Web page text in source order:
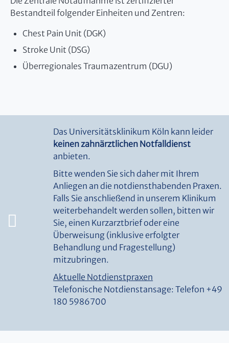
Bestandteil folgender Einheiten und Zentren:
Chest Pain Unit (DGK)
Stroke Unit (DSG)
Überregionales Traumazentrum (DGU)
Das Universitätsklinikum Köln kann leider
keinen zahnärztlichen Notfalldienst
anbieten.
Bitte wenden Sie sich daher mit Ihrem
Anliegen an die notdiensthabenden Praxen.
Falls Sie anschließend in unserem Klinikum
weiterbehandelt werden sollen, bitten wir
Sie, einen Kurzarztbrief oder eine
Überweisung (inklusive erfolgter
Behandlung und Fragestellung)
mitzubringen.
Aktuelle Notdienstpraxen
Telefonische Notdienstansage: Telefon +49
180 5986700